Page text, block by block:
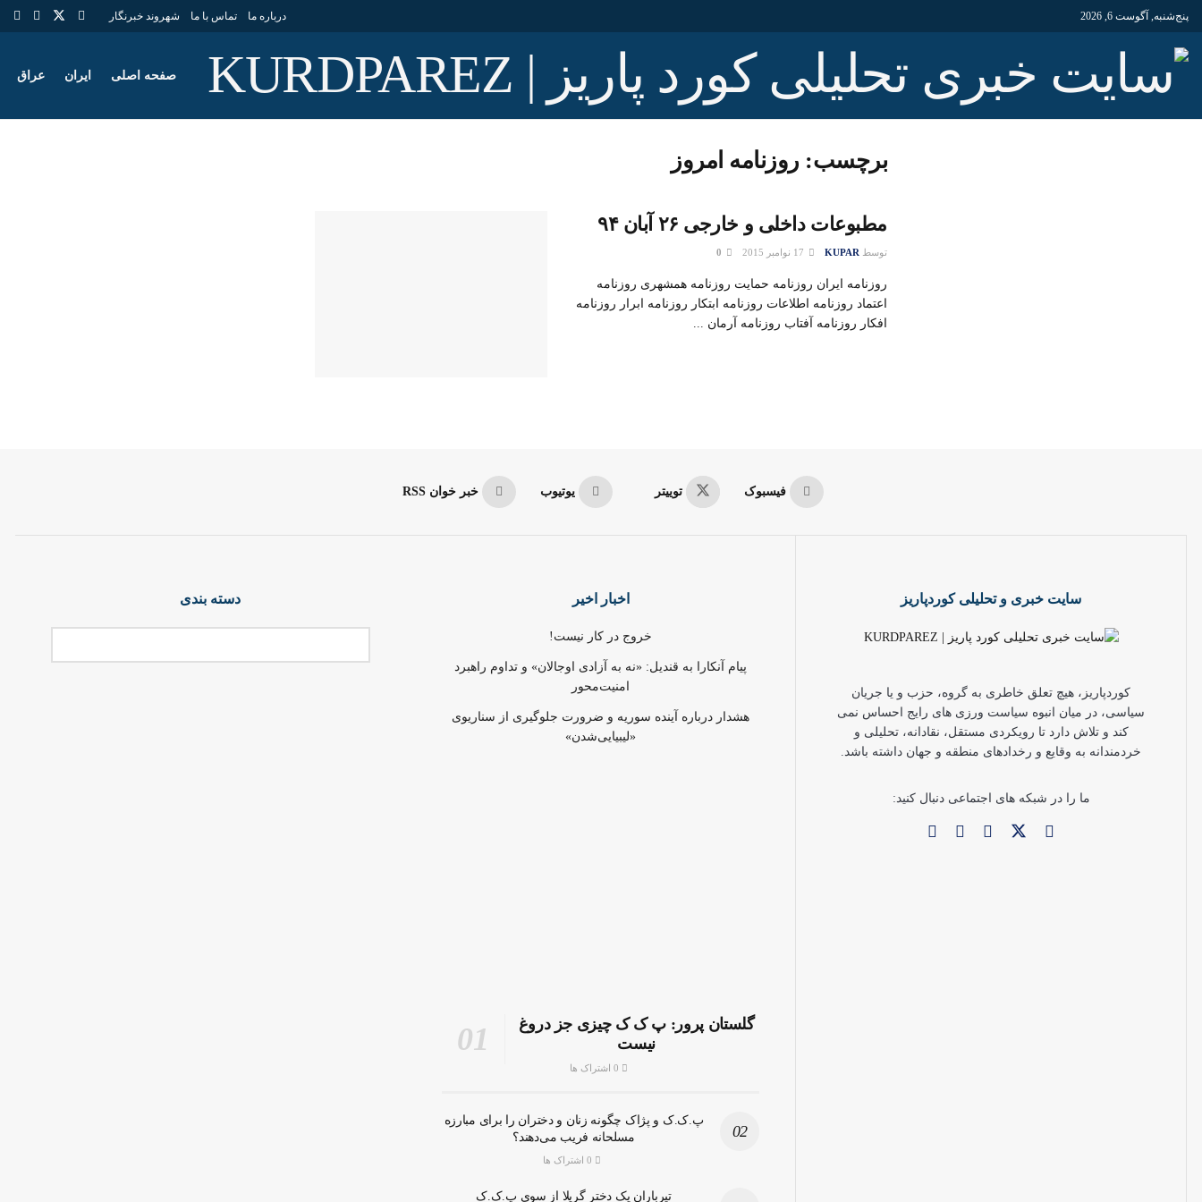
پنج‌شنبه, آگوست 6, 2026 درباره ما تماس با ما شهروند خبرنگار
صفحه اصلی ایران عراق
برچسب: روزنامه امروز
مطبوعات داخلی و خارجی ۲۶ آبان ۹۴
توسط KUPAR
روزنامه ایران روزنامه حمایت روزنامه همشهری روزنامه
اعتماد روزنامه اطلاعات روزنامه ابتکار روزنامه ابرار روزنامه
افکار روزنامه آفتاب روزنامه آرمان ...
فیسبوک توییتر یوتیوب خبر خوان RSS
سایت خبری و تحلیلی کوردپاریز
کوردپاریز، هیچ تعلق خاطری به گروه، حزب و یا جریان
سیاسی، در میان انبوه سیاست ورزی های رایج احساس نمی
کند و تلاش دارد تا رویکردی مستقل، نقادانه، تحلیلی و
خردمندانه به وقایع و رخدادهای منطقه و جهان داشته باشد.
ما را در شبکه های اجتماعی دنبال کنید:
اخبار اخیر
خروج در کار نیست!
پیام آنکارا به قندیل: «نه به آزادی اوجالان» و تداوم راهبرد
امنیت‌محور
هشدار درباره آینده سوریه و ضرورت جلوگیری از سناریوی
«لیبیایی‌شدن»
گلستان پرور: پ ک ک چیزی جز دروغ
نیست
پ.ک.ک و پژاک چگونه زنان و دختران را برای مبارزه
مسلحانه فریب می‌دهند؟
تیرباران یک دختر گریلا از سوی پ.ک.ک
دسته بندی